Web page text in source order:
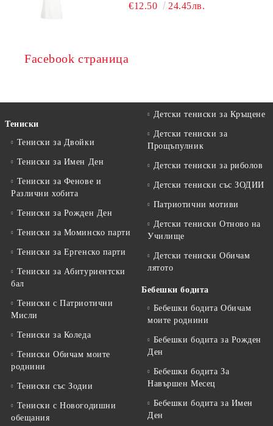
€12.50 24.45лв.
Facebook страница
Тениски
Тениски за Двойки
Тениски за Имен Ден
Тениски за Фенове и
Различни хобита
Тениски за Рожден Ден
Тениски за Mоминско парти
Тениски за Eргенско парти
Тениски за Aбитуриентски
бал
Тениски с Патриотични
Мисли
Тениски за Коледа
Тениски Обичам моите
роднини
Тениски със Зодии
Тениски с Новогодишни
обещания
Детски тениски за Кръщене
Детски тениски за
Прощъпулник
Детски тениски за риболов
Детски тениски със ЗОДИИ
Патриотични мотиви
Детски тениски Отново на
Училище
Детски тениски Обичам
лятото
Бебешки бодита
Бебешки бодита Обичам
моите роднини
Бебешки бодита за Рожден
Ден
Бебешки бодита За
Навършен Месец
Бебешки бодита за Имен
Ден